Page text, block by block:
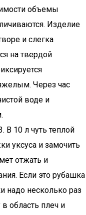
объемы
Изделие
и слегка
на твердой
Через час
воде и
В 10 л чуть теплой
уксуса и замочить
отжать и
Если это рубашка
надо несколько раз
область плеч и